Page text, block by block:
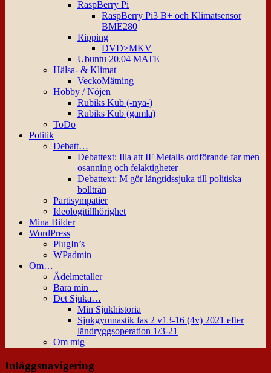
RaspBerry Pi
RaspBerry Pi3 B+ och Klimatsensor
BME280
Ripping
DVD>MKV
Ubuntu 20.04 MATE
Hälsa- & Klimat
VeckoMätning
Hobby / Nöjen
Rubiks Kub (-nya-)
Rubiks Kub (gamla)
ToDo
Politik
Debatt…
Debattext: Illa att IF Metalls ordförande far men
osanning och felaktigheter
Debattext: M gör långtidssjuka till politiska
bollträn
Partisympatier
Ideologitillhörighet
Mina Bilder
WordPress
PlugIn’s
WPadmin
Om…
Ädelmetaller
Bara min…
Det Sjuka…
Min Sjukhistoria
Sjukgymnastik fas 2 v13-16 (4v) 2021 efter
ländryggsoperation 1/3-21
Om mig
Inläggsnavigering